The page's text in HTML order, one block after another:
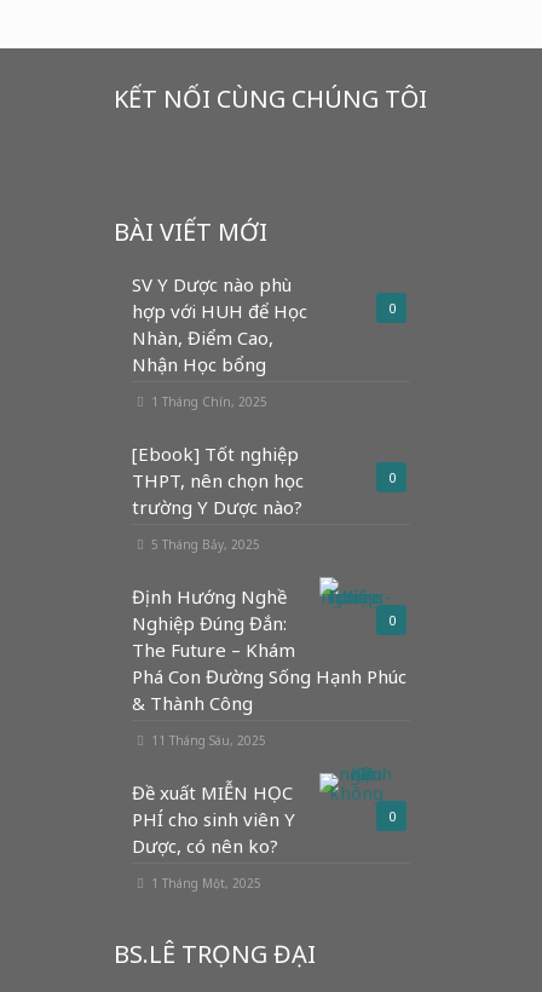
KẾT NỐI CÙNG CHÚNG TÔI
BÀI VIẾT MỚI
0
SV Y Dược nào phù
hợp với HUH để Học
Nhàn, Điểm Cao,
Nhận Học bổng
1 Tháng Chín, 2025
0
[Ebook] Tốt nghiệp
THPT, nên chọn học
trường Y Dược nào?
5 Tháng Bảy, 2025
0
Định Hướng Nghề
Nghiệp Đúng Đắn:
The Future – Khám
Phá Con Đường Sống Hạnh Phúc
& Thành Công
11 Tháng Sáu, 2025
0
Đề xuất MIỄN HỌC
PHÍ cho sinh viên Y
Dược, có nên ko?
1 Tháng Một, 2025
BS.LÊ TRỌNG ĐẠI